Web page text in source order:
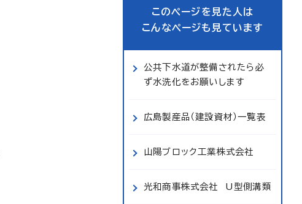
このページを見た人は
こんなページも見ています
公共下水道が整備されたら必
ず水洗化をお願いします
広島製産品（建設資材）一覧表
山陽ブロック工業株式会社
光和商事株式会社 U型側溝類